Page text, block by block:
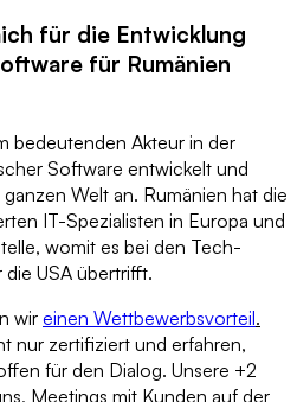
für die Entwicklung
für Rumänien
bedeutenden Akteur in der
Software entwickelt und
Welt an. Rumänien hat die
IT-Spezialisten in Europa und
womit es bei den Tech-
USA übertrifft.
wir einen Wettbewerbsvorteil.
nur zertifiziert und erfahren,
für den Dialog. Unsere +2
Meetings mit Kunden auf der